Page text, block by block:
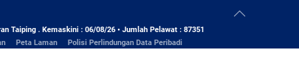
Taiping . Kemaskini : 06/08/26 • Jumlah Pelawat : 87351
Peta Laman Polisi Perlindungan Data Peribadi